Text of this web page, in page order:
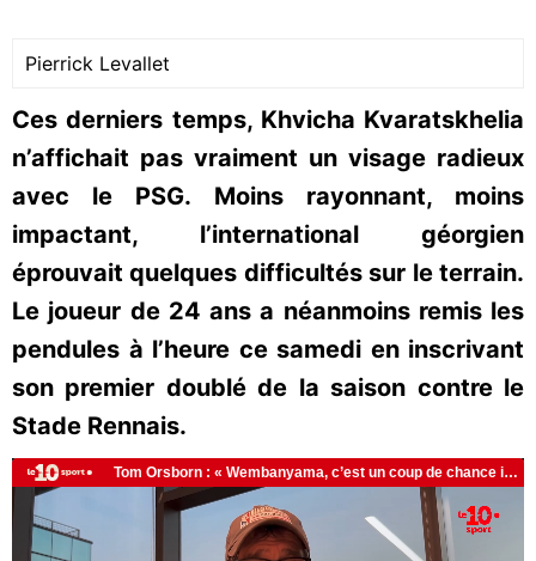
Pierrick Levallet
Ces derniers temps, Khvicha Kvaratskhelia
n’affichait pas vraiment un visage radieux
avec le PSG. Moins rayonnant, moins
impactant, l’international géorgien
éprouvait quelques difficultés sur le terrain.
Le joueur de 24 ans a néanmoins remis les
pendules à l’heure ce samedi en inscrivant
son premier doublé de la saison contre le
Stade Rennais.